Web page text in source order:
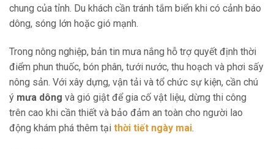
chung của tỉnh. Du khách cần tránh tắm biển khi có cảnh báo
dông, sóng lớn hoặc gió mạnh.
Trong nông nghiệp, bản tin mưa nắng hỗ trợ quyết định thời
điểm phun thuốc, bón phân, tưới nước, thu hoạch và phơi sấy
nông sản. Với xây dựng, vận tải và tổ chức sự kiện, cần chú
ý mưa dông và gió giật để gia cố vật liệu, dừng thi công
trên cao khi cần thiết và bảo đảm an toàn cho người lao
động khám phá thêm tại thời tiết ngày mai.